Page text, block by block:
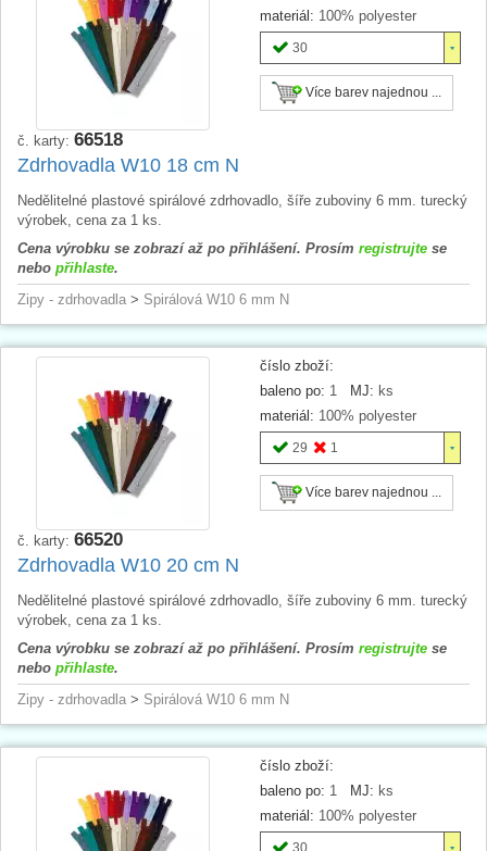
materiál: 100% polyester
30
Více barev najednou ...
č. karty: 66518
Zdrhovadla W10 18 cm N
Nedělitelné plastové spirálové zdrhovadlo, šíře zuboviny 6 mm. turecký
výrobek, cena za 1 ks.
Cena výrobku se zobrazí až po přihlášení. Prosím registrujte se
nebo přihlaste.
Zipy - zdrhovadla > Spirálová W10 6 mm N
číslo zboží:
baleno po: 1 MJ: ks
materiál: 100% polyester
29 1
Více barev najednou ...
č. karty: 66520
Zdrhovadla W10 20 cm N
Nedělitelné plastové spirálové zdrhovadlo, šíře zuboviny 6 mm. turecký
výrobek, cena za 1 ks.
Cena výrobku se zobrazí až po přihlášení. Prosím registrujte se
nebo přihlaste.
Zipy - zdrhovadla > Spirálová W10 6 mm N
číslo zboží:
baleno po: 1 MJ: ks
materiál: 100% polyester
30